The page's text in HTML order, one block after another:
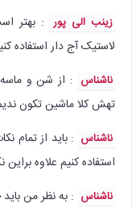
زینب الی پور : بهتر
لاستیک آج دار استفاده
ناشناس : از شن و ماسه
تهش کلا ماشین تکون
ناشناس : باید از تمام
استفاده کنیم علاوه
ناشناس : به نظر من